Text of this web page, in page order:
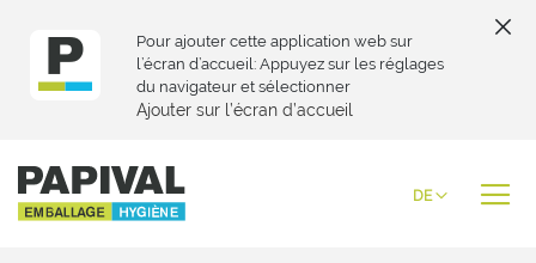
Pour ajouter cette application web sur
l’écran d’accueil: Appuyez sur les réglages
du navigateur et sélectionner
Ajouter sur l’écran d’accueil
Inhalt
springen
Sprache
DE